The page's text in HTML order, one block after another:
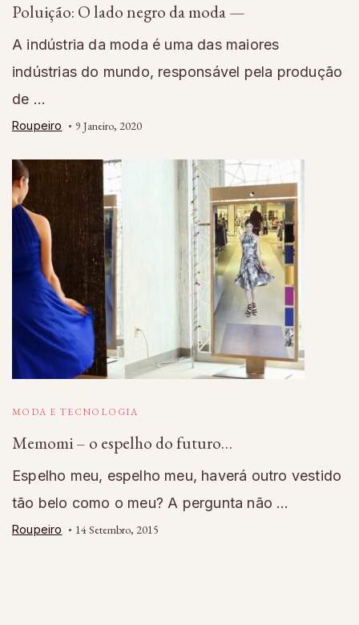
Poluição: O lado negro da moda —
A indústria da moda é uma das maiores
indústrias do mundo, responsável pela produção
de …
Roupeiro 9 Janeiro, 2020
MODA E TECNOLOGIA
Memomi – o espelho do futuro…
Espelho meu, espelho meu, haverá outro vestido
tão belo como o meu? A pergunta não …
Roupeiro 14 Setembro, 2015